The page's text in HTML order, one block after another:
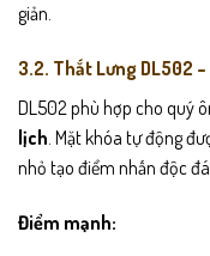
giản.
3.2. Thắt Lưng DL502
DL502 phù hợp cho quý
lịch. Mặt khóa tự động
nhỏ tạo điểm nhấn độc
Điểm mạnh: